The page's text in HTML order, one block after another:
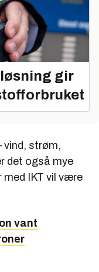
gir
vind, strøm,
det også mye
med IKT vil være
vant